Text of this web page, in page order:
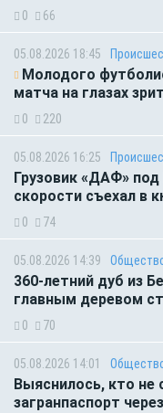
0 66
05.08.2026 18:45
Молодого
матча на глазах
0 220
05.08.2026 16:25
Грузовик «ДАФ»
скорости съехал в
0 74
05.08.2026 14:39
360-летний дуб из
главным деревом
0 70
05.08.2026 14:01
Выяснилось, кто
загранпаспорт